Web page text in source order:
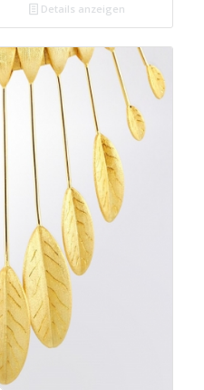
Details anzeigen